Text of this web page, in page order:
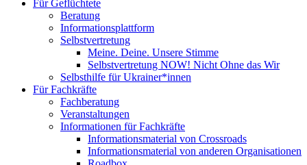
Für Geflüchtete
Beratung
Informationsplattform
Selbstvertretung
Meine. Deine. Unsere Stimme
Selbstvertretung NOW! Nicht Ohne das Wir
Selbsthilfe für Ukrainer*innen
Für Fachkräfte
Fachberatung
Veranstaltungen
Informationen für Fachkräfte
Informationsmaterial von Crossroads
Informationsmaterial von anderen Organisationen